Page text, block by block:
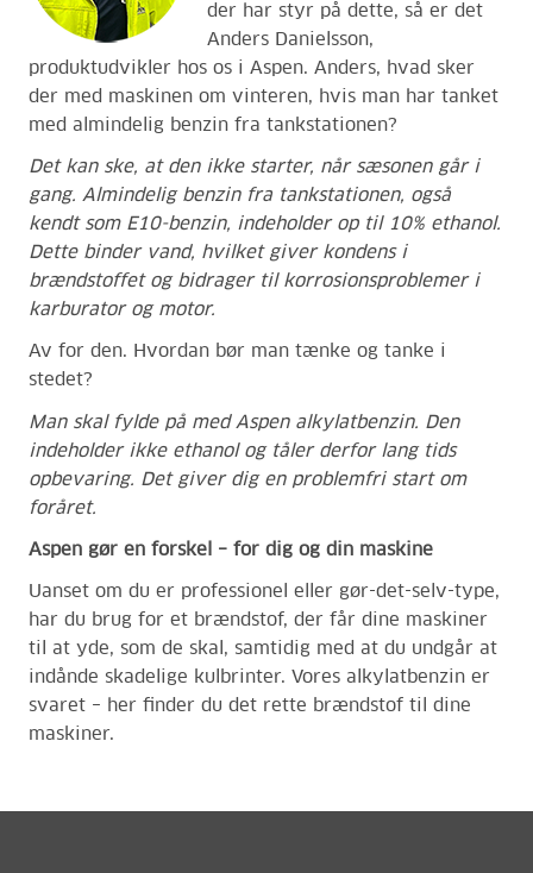
der har styr på dette, så er det
Anders Danielsson,
produktudvikler hos os i Aspen. Anders, hvad sker
der med maskinen om vinteren, hvis man har tanket
med almindelig benzin fra tankstationen?
Det kan ske, at den ikke starter, når sæsonen går i
gang. Almindelig benzin fra tankstationen, også
kendt som E10-benzin, indeholder op til 10% ethanol.
Dette binder vand, hvilket giver kondens i
brændstoffet og bidrager til korrosionsproblemer i
karburator og motor.
Av for den. Hvordan bør man tænke og tanke i
stedet?
Man skal fylde på med Aspen alkylatbenzin. Den
indeholder ikke ethanol og tåler derfor lang tids
opbevaring. Det giver dig en problemfri start om
foråret.
Aspen gør en forskel – for dig og din maskine
Uanset om du er professionel eller gør-det-selv-type,
har du brug for et brændstof, der får dine maskiner
til at yde, som de skal , samtidig med at du undgår at
indånde skadelige kulbrinter. Vores alkylatbenzin er
svaret – her finder du det rette brændstof til dine
maskiner.